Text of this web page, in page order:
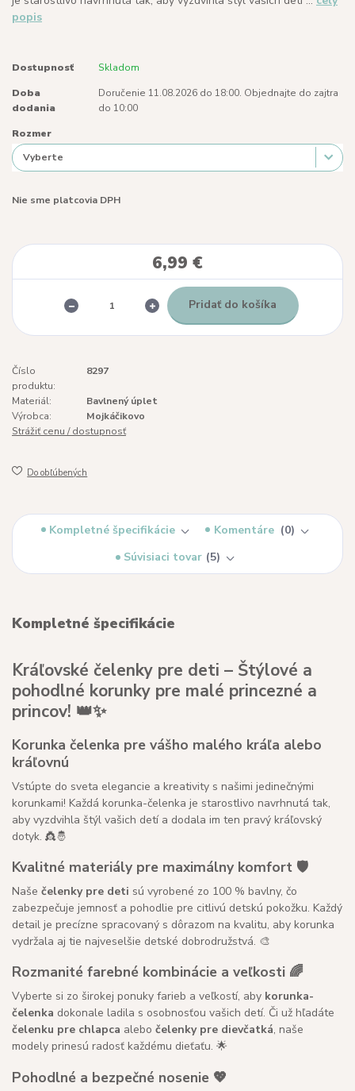
popis
Dostupnosť Skladom
Doba
dodania
Doručenie 11.08.2026 do 18:00. Objednajte do zajtra
do 10:00
Rozmer
Nie sme platcovia DPH
6,99 €
Pridať do košíka
Číslo
produktu:
8297
Materiál:
Bavlnený úplet
Výrobca:
Mojkáčikovo
Strážiť cenu / dostupnosť
Do obľúbených
Kompletné špecifikácie Komentáre
0
Súvisiaci tovar 5
Kompletné špecifikácie
Kráľovské čelenky pre deti – Štýlové a
pohodlné korunky pre malé princezné a
princov! 👑✨
Korunka čelenka pre vášho malého kráľa alebo
kráľovnú
Vstúpte do sveta elegancie a kreativity s našimi jedinečnými
korunkami! Každá korunka-čelenka je starostlivo navrhnutá tak,
aby vyzdvihla štýl vašich detí a dodala im ten pravý kráľovský
dotyk. 👸🤴
Kvalitné materiály pre maximálny komfort 🛡️
Naše čelenky pre deti sú vyrobené zo 100 % bavlny, čo
zabezpečuje jemnosť a pohodlie pre citlivú detskú pokožku. Každý
detail je precízne spracovaný s dôrazom na kvalitu, aby korunka
vydržala aj tie najveselšie detské dobrodružstvá. 🎨
Rozmanité farebné kombinácie a veľkosti 🌈
Vyberte si zo širokej ponuky farieb a veľkostí, aby korunka-
čelenka dokonale ladila s osobnosťou vašich detí. Či už hľadáte
čelenku pre chlapca alebo čelenky pre dievčatká, naše
modely prinesú radosť každému dieťaťu. 🌟
Pohodlné a bezpečné nosenie 💖